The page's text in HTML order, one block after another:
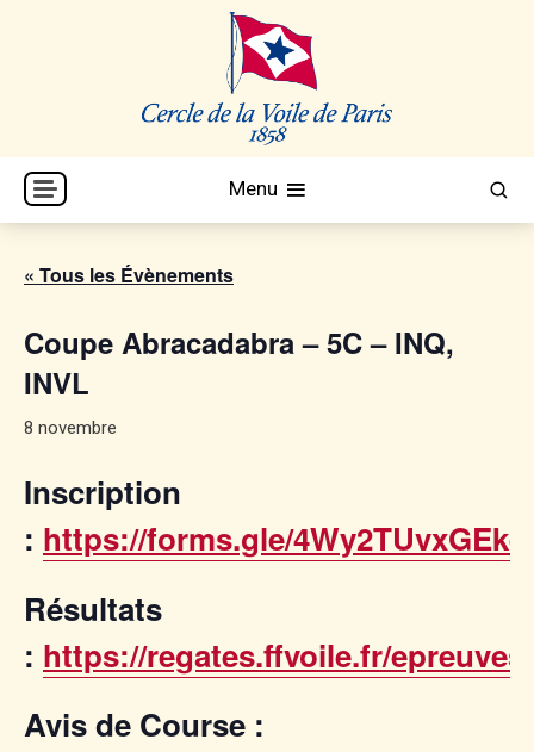
CVP
Cercle de la Voile de Paris
Menu
« Tous les Évènements
Coupe Abracadabra – 5C – INQ,
INVL
8 novembre
Inscription
: https://forms.gle/
Résultats
: https://regates.ffvoile.fr/
Avis de Course :